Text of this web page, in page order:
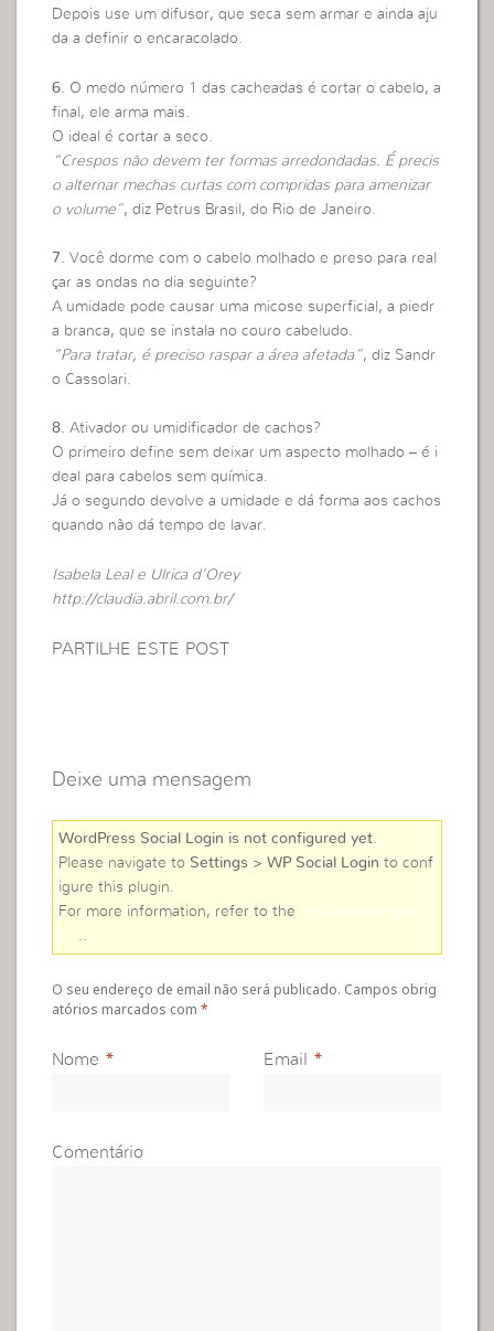
Depois use um difusor, que seca sem armar e ainda aju
da a definir o encaracolado.
6.
O medo número 1 das cacheadas é cortar o cabelo, a
final, ele arma mais.
O ideal é cortar a seco.
“Crespos não devem ter formas arredondadas. É precis
o alternar mechas curtas com compridas para amenizar
o volume”, diz Petrus Brasil, do Rio de Janeiro.
7. Você dorme com o cabelo molhado e preso para real
çar as ondas no dia seguinte?
A umidade pode causar uma micose superficial, a piedr
a branca, que se instala no couro cabeludo.
“Para tratar, é preciso raspar a área afetada”, diz Sandr
o Cassolari.
8. Ativador ou umidificador de cachos?
O primeiro define sem deixar um aspecto molhado – é i
deal para cabelos sem química.
Já o segundo devolve a umidade e dá forma aos cachos
quando não dá tempo de lavar.
Isabela Leal e Ulrica d’Orey
http://claudia.abril.com.br/
PARTILHE ESTE POST
Deixe uma mensagem
WordPress Social Login is not configured yet.
Please navigate to Settings > WP Social Login to conf
igure this plugin.
For more information, refer to the
online user guid
e
..
O seu endereço de email não será publicado. Campos obrig
atórios marcados com*
Nome * Email *
Comentário